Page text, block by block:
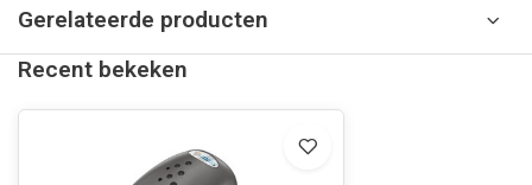
Gerelateerde producten
Recent bekeken